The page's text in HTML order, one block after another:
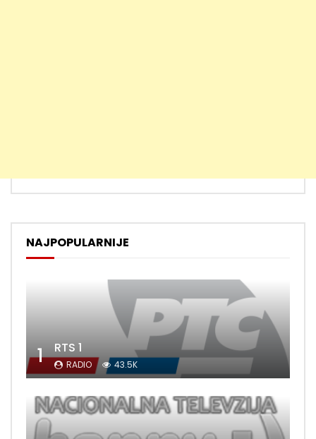
NAJPOPULARNIJE
1 RTS 1
RADIO 43.5K